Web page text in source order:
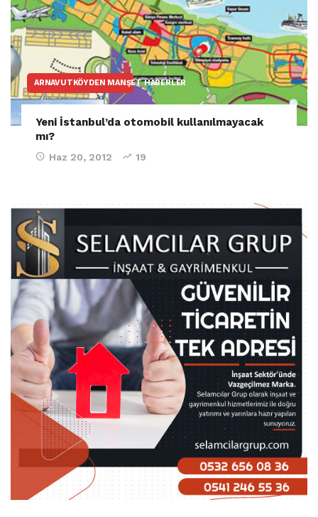
ARNAVUTKÖYDEN MANŞET HABERLER
Yeni İstanbul’da otomobil kullanılmayacak
mı?
Haz 20, 2012 19